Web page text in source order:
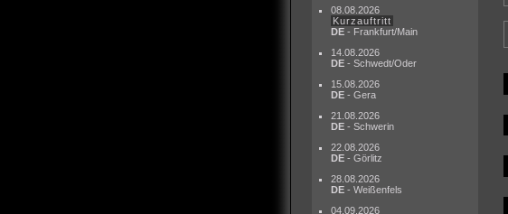
08.08.2026
Kurzauftritt
DE - Frankfurt/Main
14.08.2026
DE - Schwedt/Oder
15.08.2026
DE - Gera
21.08.2026
DE - Schwerin
22.08.2026
DE - Görlitz
28.08.2026
DE - Weißenfels
04.09.2026